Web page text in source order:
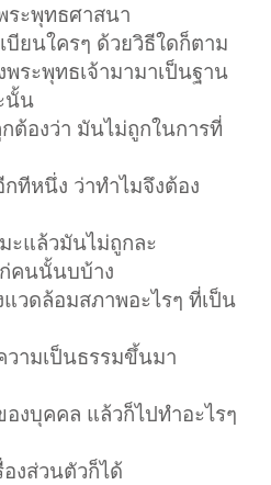
ระพุทธศาสนา
บียนใครๆ ด้วยวิธีใดก็ตาม
พระพุทธเจ้ามามาเป็นฐาน
นั้น
ต้องว่า มันไม่ถูกในการที่
ทีหนึ่ง ว่าทำไมจึงต้อง
ะแล้วมันไม่ถูกละ
ก่คนนั้นบบ้าง
วดล้อมสภาพอะไรๆ ที่เป็น
วามเป็นธรรมขึ้นมา
งบุคคล แล้วก็ไปทำอะไรๆ
งส่วนตัวก็ได้